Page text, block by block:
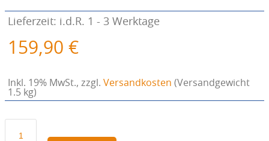
Lieferzeit: i.d.R. 1 - 3 Werktage
159,90 €
Inkl. 19% MwSt., zzgl. Versandkosten (Versandgewicht
1.5 kg)